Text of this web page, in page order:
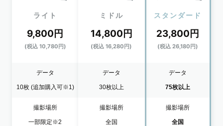
ライト
9,800円
(税込 10,780円)
データ
10枚 (追加購入可※1)
撮影場所
一部限定※2
ミドル
14,800円
(税込 16,280円)
データ
30枚以上
撮影場所
全国
スタンダード
23,800円
(税込 26,180円)
データ
75枚以上
撮影場所
全国